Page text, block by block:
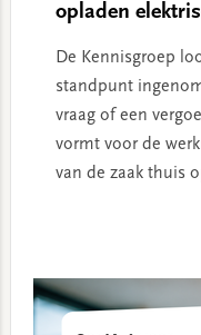
opladen
De Kennisgroep
standpunt
vraag of een
vormt voor de
van de zaak thuis
Sidebar